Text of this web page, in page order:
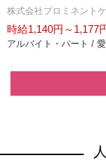
株式会社プロミネント
時給1,140円～1,177
アルバイト・パート /